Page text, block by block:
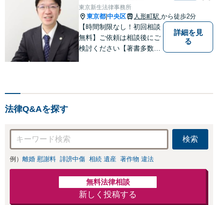
東京新生法律事務所
東京都 中央区 人形町駅 から徒歩2分
【時間制限なし！初回相談
無料】ご依頼は相談後にご
検討ください【著書多数】
詳細を見
る
法律Q&Aを探す
検索
例） 離婚 慰謝料 誹謗中傷 相続 遺産 著作物 違法
無料法律相談
新しく投稿する